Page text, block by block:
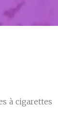
à cigarettes